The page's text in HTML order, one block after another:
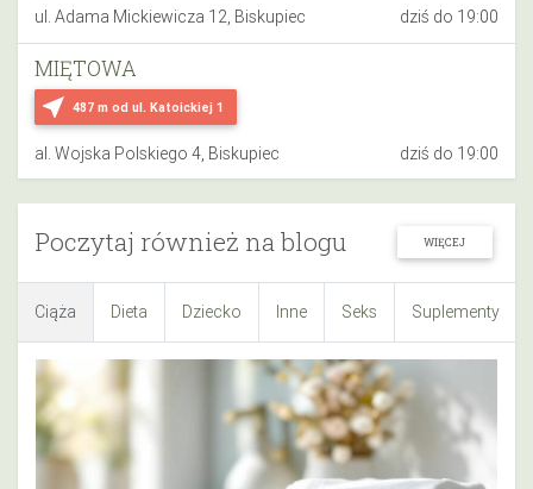
ul. Adama Mickiewicza 12, Biskupiec dziś do 19:00
near_me 487 m od ul. Katoickiej 1
MIĘTOWA
al. Wojska Polskiego 4, Biskupiec dziś do 19:00
Poczytaj również na blogu WIĘCEJ
Ciąża Dieta Dziecko Inne Seks Suplementy